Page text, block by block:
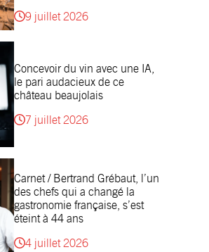
9 juillet 2026
Concevoir du vin avec une IA,
le pari audacieux de ce
château beaujolais
7 juillet 2026
Carnet / Bertrand Grébaut, l’un
des chefs qui a changé la
gastronomie française, s’est
éteint à 44 ans
4 juillet 2026